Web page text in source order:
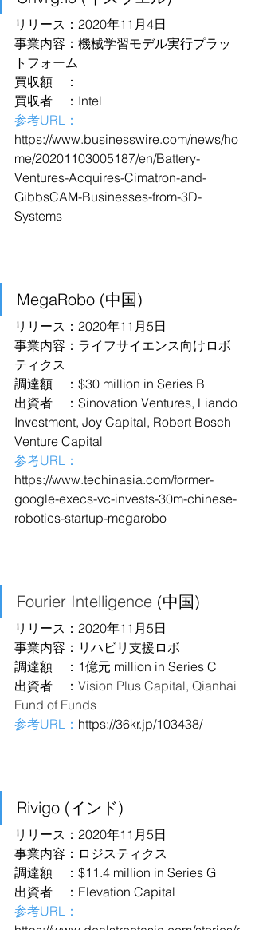
リリース：2020年11月4日
事業内容：機械学習モデル実行プラッ
トフォーム
買収額　：
買収者　：Intel
参考URL：
https://www.businesswire.com/news/ho
me/20201103005187/en/Battery-
Ventures-Acquires-Cimatron-and-
GibbsCAM-Businesses-from-3D-
Systems
MegaRobo (中国)
リリース：2020年11月5日
事業内容：ライフサイエンス向けロボ
ティクス
調達額　：$30 million in Series B
出資者　：Sinovation Ventures, Liando
Investment, Joy Capital, Robert Bosch
Venture Capital
参考URL：
https://www.techinasia.com/former-
google-execs-vc-invests-30m-chinese-
robotics-startup-megarobo
Fourier Intelligence (中国)
リリース：2020年11月5日
事業内容：リハビリ支援ロボ
調達額　：1億元 million in Series C
出資者　： Vision Plus Capital, Qianhai
Fund of Funds
参考URL： https://36kr.jp/103438/
Rivigo (インド)
リリース：2020年11月5日
事業内容：ロジスティクス
調達額　：$11.4 million in Series G
出資者　：Elevation Capital
参考URL：